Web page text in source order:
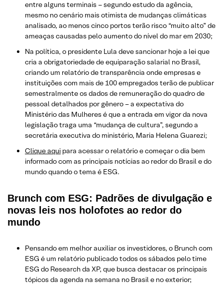
entre alguns terminais – segundo estudo da agência,
mesmo no cenário mais otimista de mudanças climáticas
analisado, ao menos cinco portos terão risco “muito alto” de
ameaças causadas pelo aumento do nível do mar em 2030;
Na política, o presidente Lula deve sancionar hoje a lei que
cria a obrigatoriedade de equiparação salarial no Brasil,
criando um relatório de transparência onde empresas e
instituições com mais de 100 empregados terão de publicar
semestralmente os dados de remuneração do quadro de
pessoal detalhados por gênero – a expectativa do
Ministério das Mulheres é que a entrada em vigor da nova
legislação traga uma “mudança de cultura”, segundo a
secretária executiva do ministério, Maria Helena Guarezi;
Clique aqui para acessar o relatório e começar o dia bem
informado com as principais notícias ao redor do Brasil e do
mundo quando o tema é ESG.
Brunch com ESG: Padrões de divulgação e
novas leis nos holofotes ao redor do
mundo
Pensando em melhor auxiliar os investidores, o Brunch com
ESG é um relatório publicado todos os sábados pelo time
ESG do Research da XP, que busca destacar os principais
tópicos da agenda na semana no Brasil e no exterior;